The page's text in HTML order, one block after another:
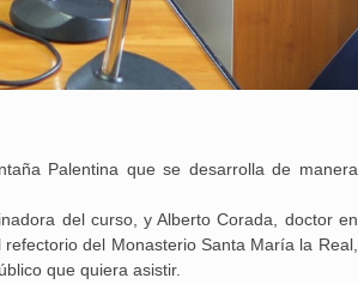
Palentina que se desarrolla de manera
del curso, y Alberto Corada, doctor en
del Monasterio Santa María la Real,
que quiera asistir.